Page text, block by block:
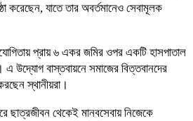
করেছেন, যাতে তার অবর্তমানেও সেবামূলক
প্রায় ৬ একর জমির ওপর একটি হাসপাতাল
এ উদ্যোগ বাস্তবায়নে সমাজের বিত্তবানদের
স্থানীয়রা।
ছাত্রজীবন থেকেই মানবসেবায় নিজেকে